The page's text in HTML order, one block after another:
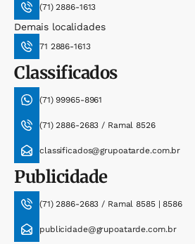
(71) 2886-1613
Demais localidades
71 2886-1613
Classificados
(71) 99965-8961
(71) 2886-2683 / Ramal 8526
classificados@grupoatarde.com.br
Publicidade
(71) 2886-2683 / Ramal 8585 | 8586
publicidade@grupoatarde.com.br